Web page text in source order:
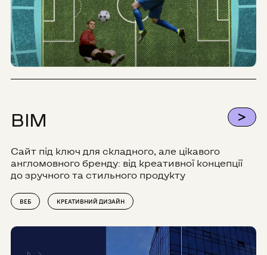
>
BIM
Сайт під ключ для складного, але цікавого
англомовного бренду: від креативної концепції
до зручного та стильного продукту
ВЕБ КРЕАТИВНИЙ ДИЗАЙН